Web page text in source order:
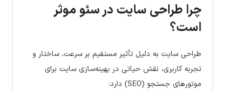
چرا طراحی سایت در سئو موثر
است؟
طراحی سایت به دلیل تأثیر مستقیم بر سرعت، ساختار و
تجربه کاربری، نقش حیاتی در بهینه‌سازی سایت برای
موتورهای جستجو (SEO) دارد: